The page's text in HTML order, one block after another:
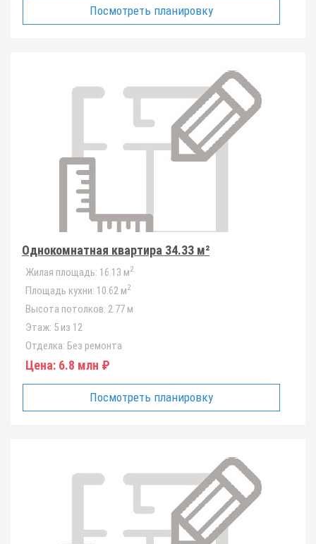
Посмотреть планировку
Однокомнатная квартира 34.33 м²
Жилая площадь: 16.13 м2
Площадь кухни: 10.62 м2
Высота потолков: 2.77 м
Этаж: 5 из 12
Отделка: Без ремонта
Цена: 6.8 млн ₽
Посмотреть планировку